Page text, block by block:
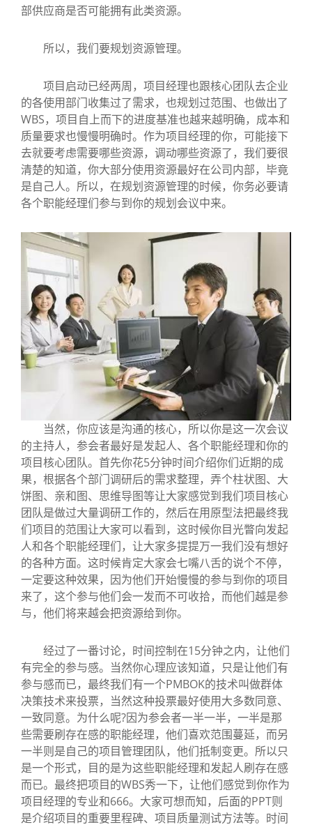
部供应商是否可能拥有此类资源。
所以，我们要规划资源管理。
项目启动已经两周，项目经理也跟核心团队去企业
的各使用部门收集过了需求，也规划过范围、也做出了
WBS，项目自上而下的进度基准也越来越明确，成本和
质量要求也慢慢明确时。作为项目经理的你，可能接下
去就要考虑需要哪些资源，调动哪些资源了，我们要很
清楚的知道，你大部分使用资源最好在公司内部，毕竟
是自己人。所以，在规划资源管理的时候，你务必要请
各个职能经理们参与到你的规划会议中来。
当然，你应该是沟通的核心，所以你是这一次会议
的主持人，参会者最好是发起人、各个职能经理和你的
项目核心团队。首先你花5分钟时间介绍你们近期的成
果，根据各个部门调研后的需求整理，弄个柱状图、大
饼图、亲和图、思维导图等让大家感觉到我们项目核心
团队是做过大量调研工作的，然后在用原型法把最终我
们项目的范围让大家可以看到，这时候你目光瞥向发起
人和各个职能经理们，让大家多提提万一我们没有想好
的各种方面。这时候肯定大家会七嘴八舌的说个不停，
一定要这种效果，因为他们开始慢慢的参与到你的项目
来了，这个参与他们会一发而不可收拾，而他们越是参
与，他们将来越会把资源给到你。
经过了一番讨论，时间控制在15分钟之内，让他们
有完全的参与感。当然你心理应该知道，只是让他们有
参与感而已，最终我们有一个PMBOK的技术叫做群体
决策技术来投票，当然这种投票最好使用大多数同意、
一致同意。为什么呢?因为参会者一半一半，一半是那
些需要刷存在感的职能经理，他们喜欢范围蔓延，而另
一半则是自己的项目管理团队，他们抵制变更。所以只
是一个形式，目的是为这些职能经理和发起人刷存在感
而已。最终把项目的WBS秀一下，让他们感觉到你作为
项目经理的专业和666。大家可想而知，后面的PPT则
是介绍项目的重要里程碑、项目质量测试方法等。时间